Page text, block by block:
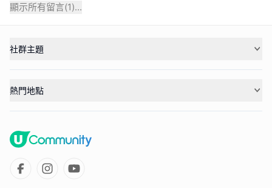
顯示所有留言(1)...
社群主題
熱門地點